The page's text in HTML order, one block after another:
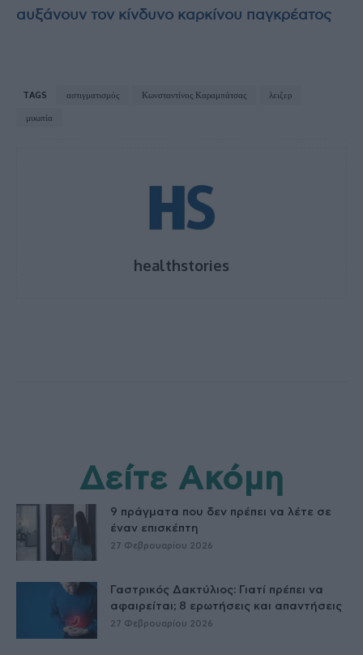
αυξάνουν τον κίνδυνο καρκίνου παγκρέατος
TAGS αστιγματισμός Κωνσταντίνος Καραμπάτσας
λειζερ
μυωπία
healthstories
Δείτε Ακόμη
9 πράγματα που δεν πρέπει να λέτε σε
έναν επισκέπτη
27 Φεβρουαρίου 2026
Γαστρικός Δακτύλιος: Γιατί πρέπει να
αφαιρείται; 8 ερωτήσεις και απαντήσεις
27 Φεβρουαρίου 2026